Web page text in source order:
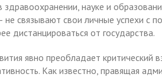
здравоохранении, науке и
не связывают свои личные успехи с
дистанцироваться от государства.
явно преобладает критический
Как известно, правящая